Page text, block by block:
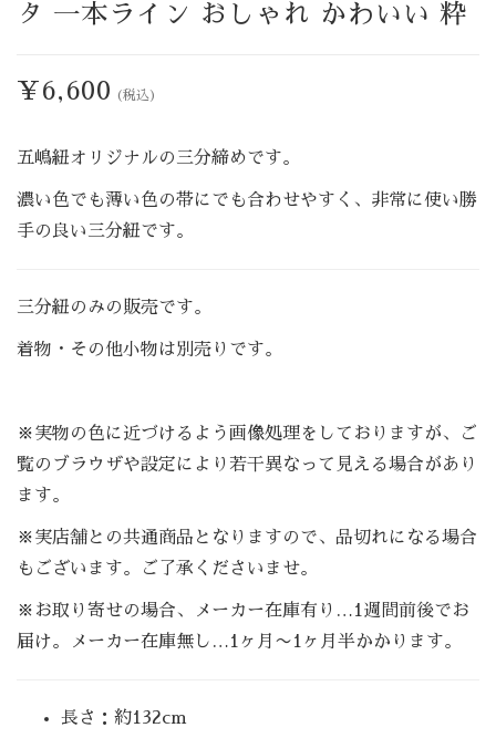
タ 一本ライン おしゃれ かわいい 粋
¥6,600 (税込)
五嶋紐オリジナルの三分締めです。
濃い色でも薄い色の帯にでも合わせやすく、非常に使い勝
手の良い三分紐です。
三分紐のみの販売です。
着物・その他小物は別売りです。
※実物の色に近づけるよう画像処理をしておりますが、ご
覧のブラウザや設定により若干異なって見える場合があり
ます。
※実店舗との共通商品となりますので、品切れになる場合
もございます。ご了承くださいませ。
※お取り寄せの場合、メーカー在庫有り…1週間前後でお
届け。メーカー在庫無し…1ヶ月〜1ヶ月半かかります。
長さ：約132cm